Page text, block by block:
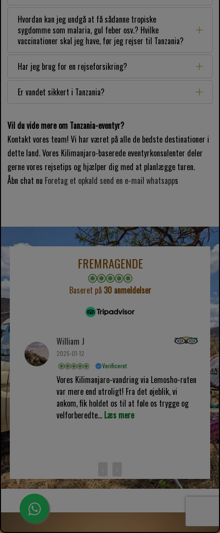
Hvordan kan jeg undgå at få sådanne tropiske
sygdomme som malaria, gul feber osv.? Hvilke
vaccinationer skal jeg have, før jeg rejser til Tanzania?
Har jeg brug for en rejseforsikring?
Er vandet sikkert i Tanzania?
Vil du vide mere om Tanzania-eventyr?
Kontakt vores team! Vi har været på alle de bedste destinationer i
dette land. Vores Kilimanjaro-baserede eventyrkonsulenter deler
gerne vores rejsetips og hjælper dig med at planlægge turen.
Åbn chat nu Foretag et opkald send en e-mail whatsapps
FREMRAGENDE
Baseret på 30 anmeldelser
William J
2025-01-12
Verificeret
Vores Kilimanjaro-vandring via Lemosho-ruten
var mere end utroligt! Fra det øjeblik, vi
ankom, fik holdet os til at føle os trygge og
velforberedte... Læs mere